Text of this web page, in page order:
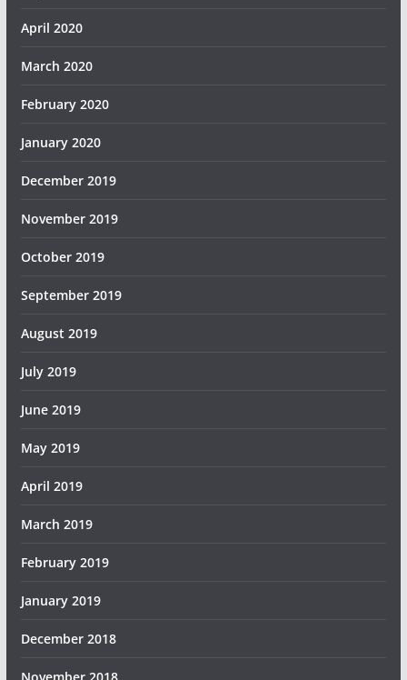
April 2020
March 2020
February 2020
January 2020
December 2019
November 2019
October 2019
September 2019
August 2019
July 2019
June 2019
May 2019
April 2019
March 2019
February 2019
January 2019
December 2018